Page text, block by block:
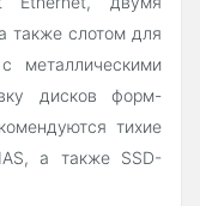
также слотом для
металлическими
дисков форм-
тихие
а также SSD-